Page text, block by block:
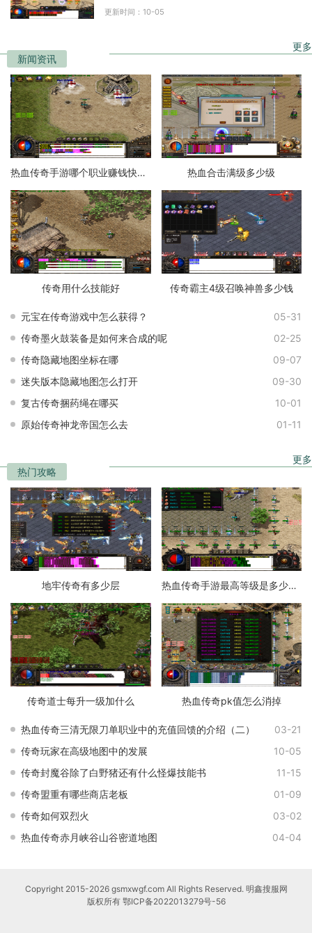
其他玩家一起冒险探索。在传奇的世界中，有
更新时间：10-05
新闻资讯
更多
热血传奇手游哪个职业赚钱快一点 热血合击满级多少级
传奇用什么技能好 传奇霸主4级召唤神兽多少钱
元宝在传奇游戏中怎么获得？
05-31
传奇墨火鼓装备是如何来合成的呢
02-25
传奇隐藏地图坐标在哪
09-07
迷失版本隐藏地图怎么打开
09-30
复古传奇捆药绳在哪买
10-01
原始传奇神龙帝国怎么去
01-11
热门攻略
更多
地牢传奇有多少层 热血传奇手游最高等级是多少级的
传奇道士每升一级加什么 热血传奇pk值怎么消掉
热血传奇三清无限刀单职业中的充值回馈的介绍（二）
03-21
传奇玩家在高级地图中的发展
10-05
传奇封魔谷除了白野猪还有什么怪爆技能书
11-15
传奇盟重有哪些商店老板
01-09
传奇如何双烈火
03-02
热血传奇赤月峡谷山谷密道地图
04-04
Copyright 2015-2026 gsmxwgf.com All Rights Reserved. 明鑫搜服网
版权所有 鄂ICP备2022013279号-56